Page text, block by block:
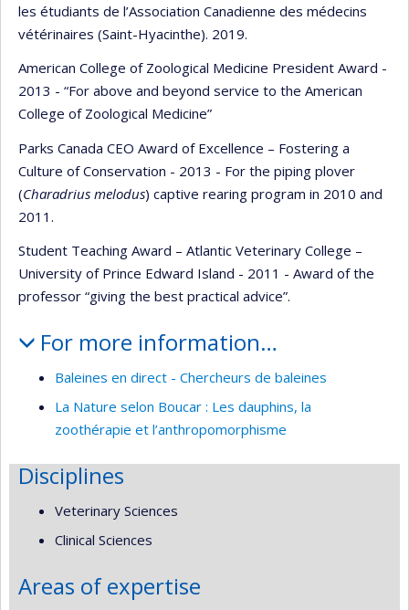
les étudiants de l’Association Canadienne des médecins
vétérinaires (Saint-Hyacinthe). 2019.
American College of Zoological Medicine President Award -
2013 - “For above and beyond service to the American
College of Zoological Medicine”
Parks Canada CEO Award of Excellence – Fostering a
Culture of Conservation - 2013 - For the piping plover
(Charadrius melodus) captive rearing program in 2010 and
2011.
Student Teaching Award – Atlantic Veterinary College –
University of Prince Edward Island - 2011 - Award of the
professor “giving the best practical advice”.
For more information…
Baleines en direct - Chercheurs de baleines
La Nature selon Boucar : Les dauphins, la
zoothérapie et l’anthropomorphisme
Disciplines
Veterinary Sciences
Clinical Sciences
Areas of expertise